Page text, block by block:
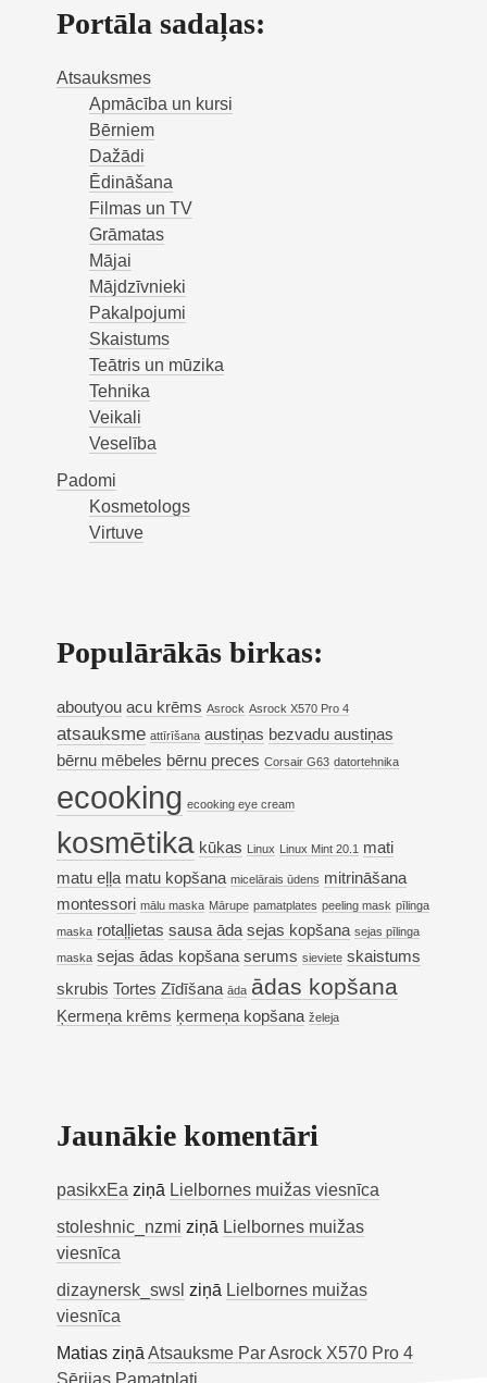
Portāla sadaļas:
Atsauksmes
Apmācība un kursi
Bērniem
Dažādi
Ēdināšana
Filmas un TV
Grāmatas
Mājai
Mājdzīvnieki
Pakalpojumi
Skaistums
Teātris un mūzika
Tehnika
Veikali
Veselība
Padomi
Kosmetologs
Virtuve
Populārākās birkas:
aboutyou acu krēms Asrock Asrock X570 Pro 4
atsauksme attīrīšana austiņas bezvadu austiņas
bērnu mēbeles bērnu preces Corsair G63 datortehnika
ecooking ecooking eye cream
kosmētika kūkas Linux Linux Mint 20.1
mati
matu eļļa matu kopšana micelārais ūdens mitrināšana
montessori mālu maska Mārupe pamatplates peeling mask pīlinga
maska rotaļļietas sausa āda sejas kopšana sejas pīlinga
maska sejas ādas kopšana serums sieviete skaistums
skrubis Tortes Zīdīšana āda ādas kopšana
Ķermeņa krēms ķermeņa kopšana želeja
Jaunākie komentāri
pasikxEa ziņā Lielbornes muižas viesnīca
stoleshnic_nzmi ziņā Lielbornes muižas
viesnīca
dizaynersk_swsl ziņā Lielbornes muižas
viesnīca
Matias ziņāAtsauksme Par Asrock X570 Pro 4